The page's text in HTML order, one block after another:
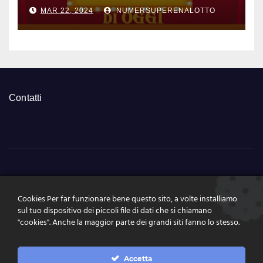
e quote
MAR 22, 2024 NUMERSUPERENALOTTO
Contatti
NumeriSuperEnalott
o.it
Cookies Per far funzionare bene questo sito, a volte installiamo
sul tuo dispositivo dei piccoli file di dati che si chiamano
"cookies". Anche la maggior parte dei grandi siti fanno lo stesso.
Accetta